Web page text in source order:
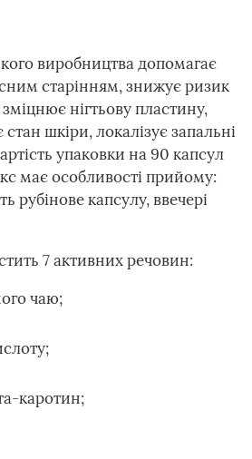
виробництва допомагає
старінням, знижує ризик
нігтьову пластину,
шкіри, локалізує запальні
упаковки на 90 капсул
має особливості прийому:
рубінове капсулу, ввечері
7 активних речовин:
чаю;
каротин;